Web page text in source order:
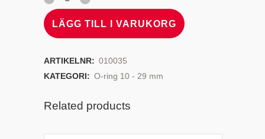
LÄGG TILL I VARUKORG
ARTIKELNR: 010035
KATEGORI: O-ring 10 - 29 mm
Related products